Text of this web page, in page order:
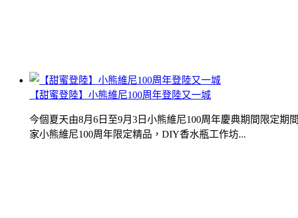
【甜蜜登陸】小熊維尼100周年登陸又一城
今個夏天由8月6日至9月3日小熊維尼100周年慶典期間限定
家小熊維尼100周年限定精品，DIY香水瓶工作坊...